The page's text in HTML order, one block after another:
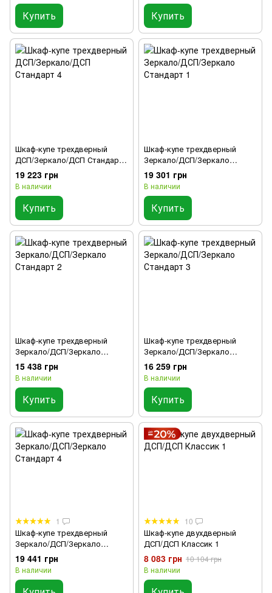
Купить Купить
Шкаф-купе трехдверный
ДСП/Зеркало/ДСП Стандарт
4
19 223 грн
В наличии
Купить
Шкаф-купе трехдверный
Зеркало/ДСП/Зеркало
Стандарт 1
19 301 грн
В наличии
Купить
Шкаф-купе трехдверный
Зеркало/ДСП/Зеркало
Стандарт 2
15 438 грн
В наличии
Купить
Шкаф-купе трехдверный
Зеркало/ДСП/Зеркало
Стандарт 3
16 259 грн
В наличии
Купить
1
Шкаф-купе трехдверный
Зеркало/ДСП/Зеркало
Стандарт 4
19 441 грн
В наличии
10
Шкаф-купе двухдверный
ДСП/ДСП Классик 1
8 083 грн 10 104 грн
В наличии